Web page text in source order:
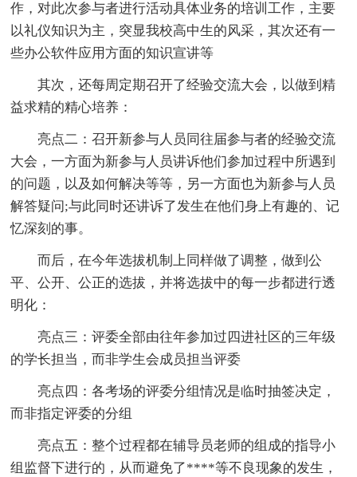
作，对此次参与者进行活动具体业务的培训工作，主要
以礼仪知识为主，突显我校高中生的风采，其次还有一
些办公软件应用方面的知识宣讲等
其次，还每周定期召开了经验交流大会，以做到精
益求精的精心培养：
亮点二：召开新参与人员同往届参与者的经验交流
大会，一方面为新参与人员讲诉他们参加过程中所遇到
的问题，以及如何解决等等，另一方面也为新参与人员
解答疑问;与此同时还讲诉了发生在他们身上有趣的、记
忆深刻的事。
而后，在今年选拔机制上同样做了调整，做到公
平、公开、公正的选拔，并将选拔中的每一步都进行透
明化：
亮点三：评委全部由往年参加过四进社区的三年级
的学长担当，而非学生会成员担当评委
亮点四：各考场的评委分组情况是临时抽签决定，
而非指定评委的分组
亮点五：整个过程都在辅导员老师的组成的指导小
组监督下进行的，从而避免了****等不良现象的发生，